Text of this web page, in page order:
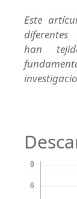
Este
han